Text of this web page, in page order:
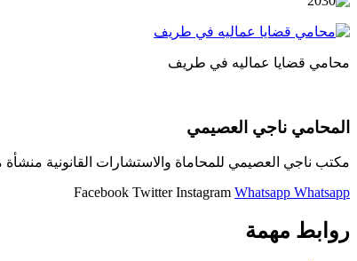
محامي قضايا عماليه في طريف
المحامي ناجي العصيمي
مكتب ناجي العصيمي للمحاماة والاستشارات القانونية
Facebook Twitter Instagram Whatsapp Whatsapp
روابط مهمة